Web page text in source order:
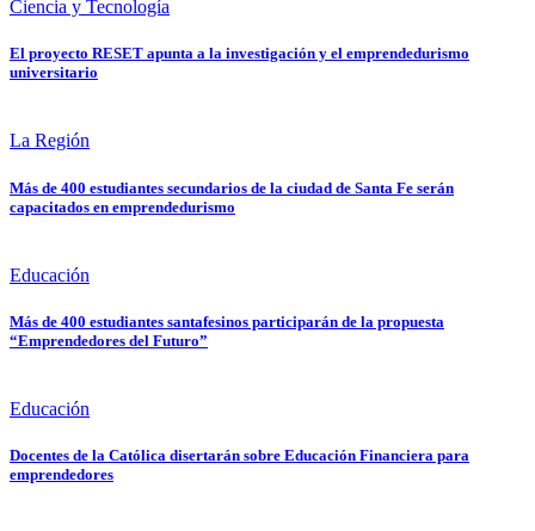
Ciencia y Tecnología
El proyecto RESET apunta a la investigación y el emprendedurismo
universitario
La Región
Más de 400 estudiantes secundarios de la ciudad de Santa Fe serán
capacitados en emprendedurismo
Educación
Más de 400 estudiantes santafesinos participarán de la propuesta
“Emprendedores del Futuro”
Educación
Docentes de la Católica disertarán sobre Educación Financiera para
emprendedores